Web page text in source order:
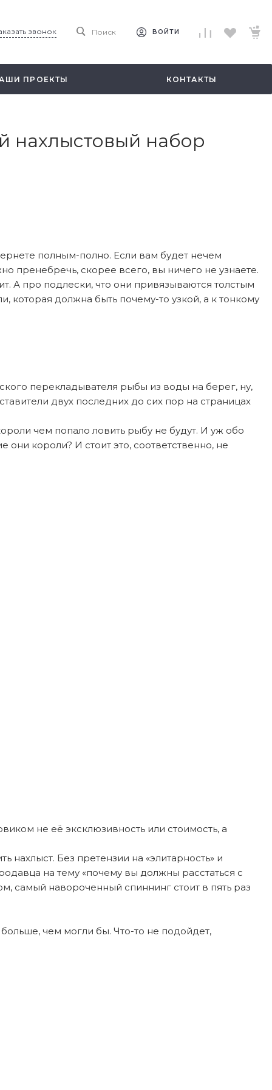
звонок Поиск ВОЙТИ
ПРОЕКТЫ КОНТАКТЫ
нахлыстовый набор
полным-полно. Если вам будет нечем
пренебречь, скорее всего, вы ничего не узнаете.
А про подлески, что они привязываются толстым
которая должна быть почему-то узкой, а к тонкому
перекладывателя рыбы из воды на берег, ну,
двух последних до сих пор на страницах
чем попало ловить рыбу не будут. И уж обо
они короли? И стоит это, соответственно, не
не её эксклюзивность или стоимость, а
Без претензии на «элитарность» и
на тему «почему вы должны расстаться с
самый навороченный спиннинг стоит в пять раз
чем могли бы. Что-то не подойдет,